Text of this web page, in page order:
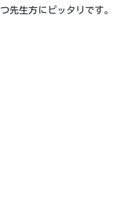
先生方にピッタリです。